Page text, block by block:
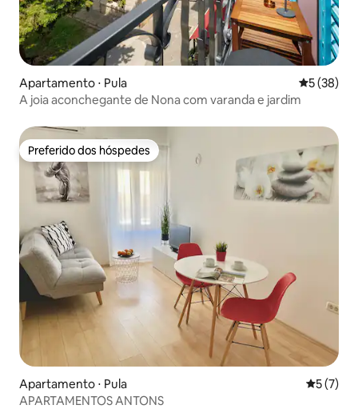
Apartamento ⋅ Pula 5 de uma
5 (38)
A joia aconchegante de Nona com varanda e jardim
Preferido dos hóspedes
Preferido dos hóspedes
Apartamento ⋅ Pula 5 de
5 (7)
APARTAMENTOS ANTONS